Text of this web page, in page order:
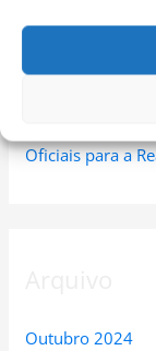
Orientações
CEE 89 – 2019/
Oficiais para a
Outubro 2024